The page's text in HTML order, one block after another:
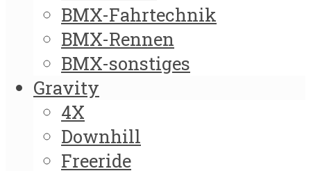
BMX-Fahrtechnik
BMX-Rennen
BMX-sonstiges
Gravity
4X
Downhill
Freeride